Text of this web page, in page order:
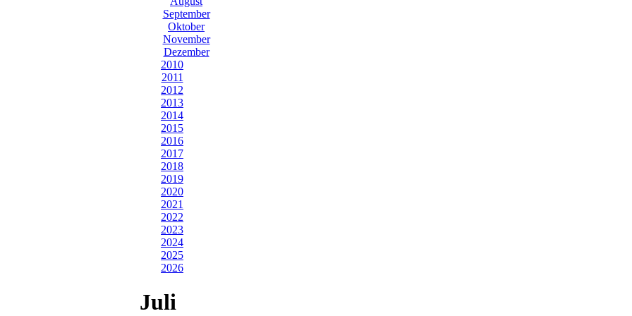
September
Oktober
November
Dezember
2010
2011
2012
2013
2014
2015
2016
2017
2018
2019
2020
2021
2022
2023
2024
2025
2026
Juli